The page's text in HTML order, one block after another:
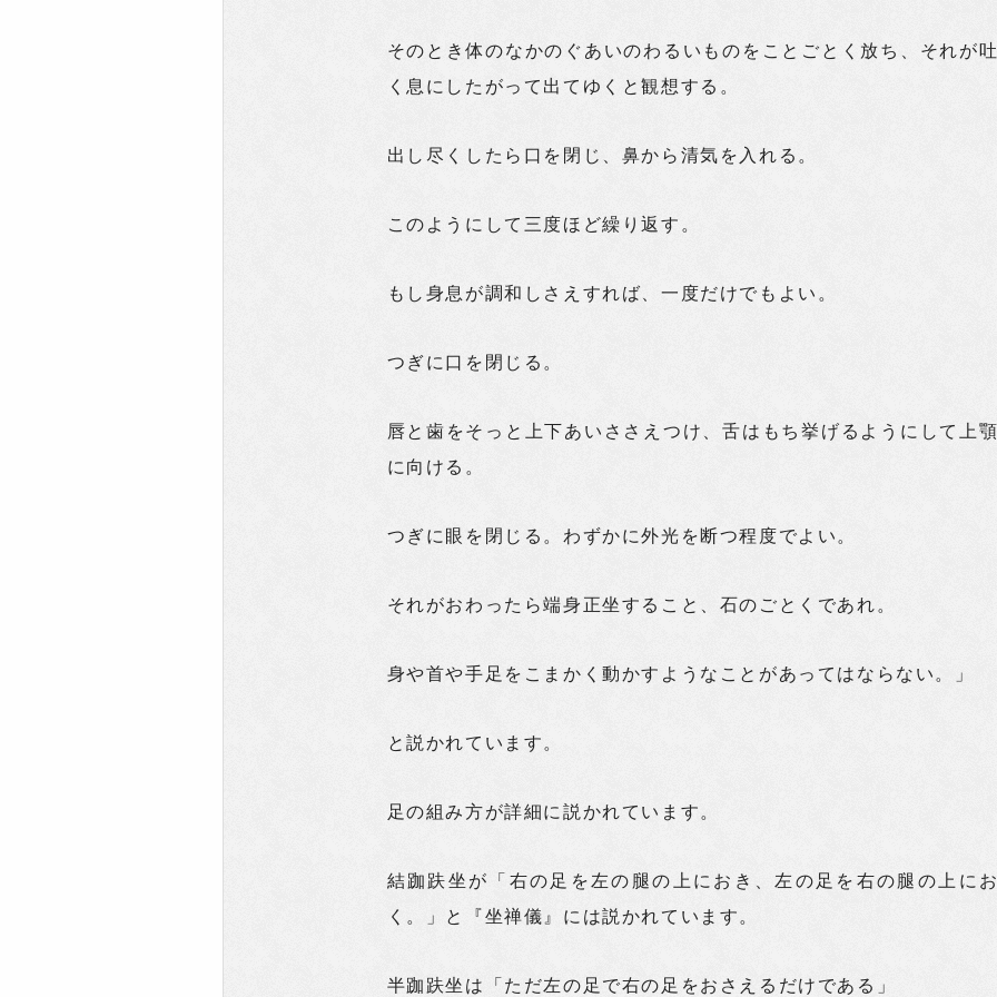
そのとき体のなかのぐあいのわるいものをことごとく放ち、それが
く息にしたがって出てゆくと観想する。
出し尽くしたら口を閉じ、鼻から清気を入れる。
このようにして三度ほど繰り返す。
もし身息が調和しさえすれば、一度だけでもよい。
つぎに口を閉じる。
唇と歯をそっと上下あいささえつけ、舌はもち挙げるようにして上
に向ける。
つぎに眼を閉じる。わずかに外光を断つ程度でよい。
それがおわったら端身正坐すること、石のごとくであれ。
身や首や手足をこまかく動かすようなことがあってはならない。」
と説かれています。
足の組み方が詳細に説かれています。
結跏趺坐が「右の足を左の腿の上におき、左の足を右の腿の上に
く。」と『坐禅儀』には説かれています。
半跏趺坐は「ただ左の足で右の足をおさえるだけである」